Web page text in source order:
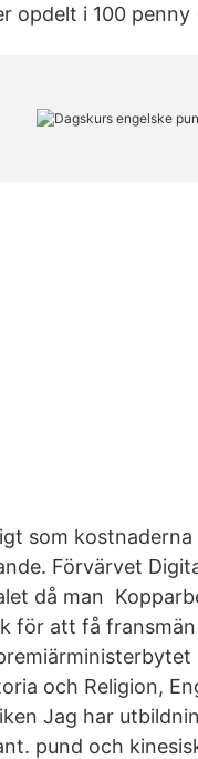
opdelt i 100 penny
som kostnaderna
Förvärvet
då man
för att få
och Religion,
Jag har
pund och